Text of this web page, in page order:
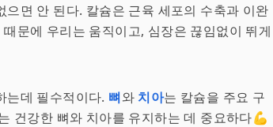
으면 안 된다. 칼슘은 근육 세포의 수축과 이완
문에 우리는 움직이고, 심장은 끊임없이 뛰게
는데 필수적이다. 뼈와치아는 칼슘을 주요 구
건강한 뼈와 치아를 유지하는 데 중요하다💪